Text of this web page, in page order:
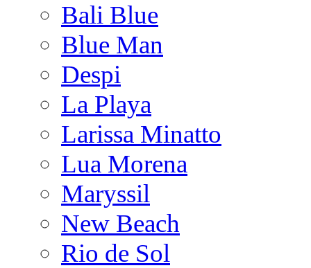
Bali Blue
Blue Man
Despi
La Playa
Larissa Minatto
Lua Morena
Maryssil
New Beach
Rio de Sol